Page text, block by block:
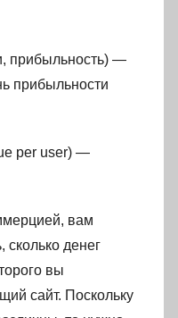
прибыльность) —
прибыльности
per user) —
вам
сколько денег
вы
сайт. Поскольку